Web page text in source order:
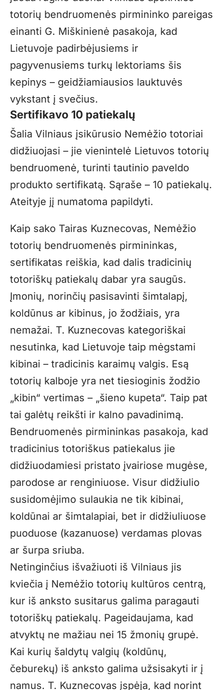
totorių bendruomenės pirmininko pareigas
einanti G. Miškinienė pasakoja, kad
Lietuvoje padirbėjusiems ir
pagyvenusiems turkų lektoriams šis
kepinys – geidžiamiausios lauktuvės
vykstant į svečius.
Sertifikavo 10 patiekalų
Šalia Vilniaus įsikūrusio Nemėžio totoriai
didžiuojasi – jie vienintelė Lietuvos totorių
bendruomenė, turinti tautinio paveldo
produkto sertifikatą. Sąraše – 10 patiekalų.
Ateityje jį numatoma papildyti.
Kaip sako Tairas Kuznecovas, Nemėžio
totorių bendruomenės pirmininkas,
sertifikatas reiškia, kad dalis tradicinių
totoriškų patiekalų dabar yra saugūs.
Įmonių, norinčių pasisavinti šimtalapį,
koldūnus ar kibinus, jo žodžiais, yra
nemažai. T. Kuznecovas kategoriškai
nesutinka, kad Lietuvoje taip mėgstami
kibinai – tradicinis karaimų valgis. Esą
totorių kalboje yra net tiesioginis žodžio
„kibin“ vertimas – „šieno kupeta“. Taip pat
tai galėtų reikšti ir kalno pavadinimą.
Bendruomenės pirmininkas pasakoja, kad
tradicinius totoriškus patiekalus jie
didžiuodamiesi pristato įvairiose mugėse,
parodose ar renginiuose. Visur didžiulio
susidomėjimo sulaukia ne tik kibinai,
koldūnai ar šimtalapiai, bet ir didžiuliuose
puoduose (kazanuose) verdamas plovas
ar šurpa sriuba.
Netinginčius išvažiuoti iš Vilniaus jis
kviečia į Nemėžio totorių kultūros centrą,
kur iš anksto susitarus galima paragauti
totoriškų patiekalų. Pageidaujama, kad
atvyktų ne mažiau nei 15 žmonių grupė.
Kai kurių šaldytų valgių (koldūnų,
čeburekų) iš anksto galima užsisakyti ir į
namus. T. Kuznecovas įspėja, kad norint